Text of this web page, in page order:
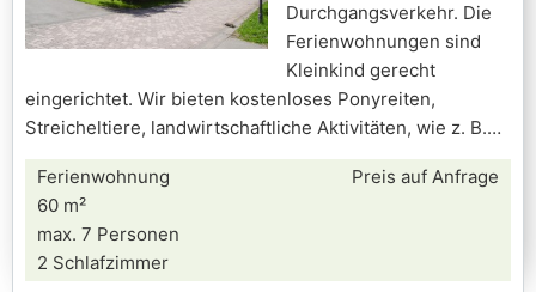
Durchgangsverkehr. Die
Ferienwohnungen sind
Kleinkind gerecht
eingerichtet. Wir bieten kostenloses Ponyreiten,
Streicheltiere, landwirtschaftliche Aktivitäten, wie z. B.
Ferienwohnung
60 m²
max. 7 Personen
2 Schlafzimmer
Preis auf Anfrage